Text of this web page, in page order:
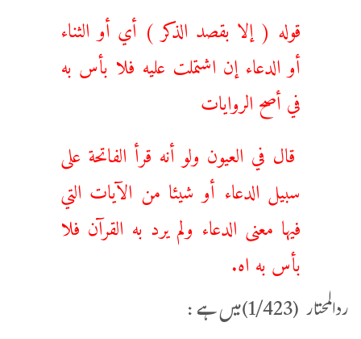
قوله ( إلا بقصد الذكر ) أي أو الثناء
أو الدعاء إن اشتملت عليه فلا بأس به
في أصح الروايات
قال في العيون ولو أنه قرأ الفاتحة على
سبيل الدعاء أو شيئا من الآيات التي
فيها معنى الدعاء ولم يرد به القرآن فلا
بأس به اه.
ردالمحتار (1/423)میں ہے :